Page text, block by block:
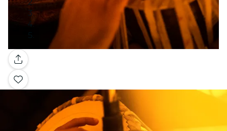
Galería